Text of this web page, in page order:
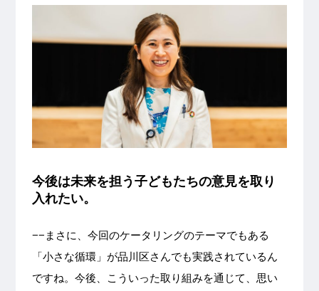
今後は未来を担う子どもたちの意見を取り
入れたい。
−−まさに、今回のケータリングのテーマでもある
「小さな循環」が品川区さんでも実践されているん
ですね。今後、こういった取り組みを通じて、思い